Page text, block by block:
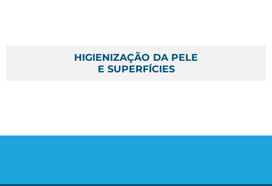
HIGIENIZAÇÃO DA PELE
E SUPERFÍCIES